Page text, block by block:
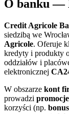
O banku —
Credit Agricole
siedzibą we
Agricole. Oferuje
kredyty i produkty
oddziałów i
elektronicznej
W obszarze kont
prowadzi
korzyści (np.